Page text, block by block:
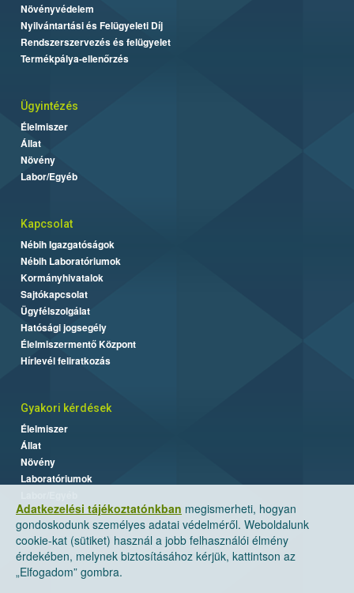
Adatkezelési tájékoztatónkban megismerheti, hogyan
gondoskodunk személyes adatai védelméről. Weboldalunk
cookie-kat (sütiket) használ a jobb felhasználói élmény
érdekében, melynek biztosításához kérjük, kattintson az
„Elfogadom” gombra.
Növényvédelem
Nyilvántartási és Felügyeleti Díj
Rendszerszervezés és felügyelet
Termékpálya-ellenőrzés
Ügyintézés
Élelmiszer
Állat
Növény
Labor/Egyéb
Kapcsolat
Nébih Igazgatóságok
Nébih Laboratóriumok
Kormányhivatalok
Sajtókapcsolat
Ügyfélszolgálat
Hatósági jogsegély
Élelmiszermentő Központ
Hírlevél feliratkozás
Gyakori kérdések
Élelmiszer
Állat
Növény
Laboratóriumok